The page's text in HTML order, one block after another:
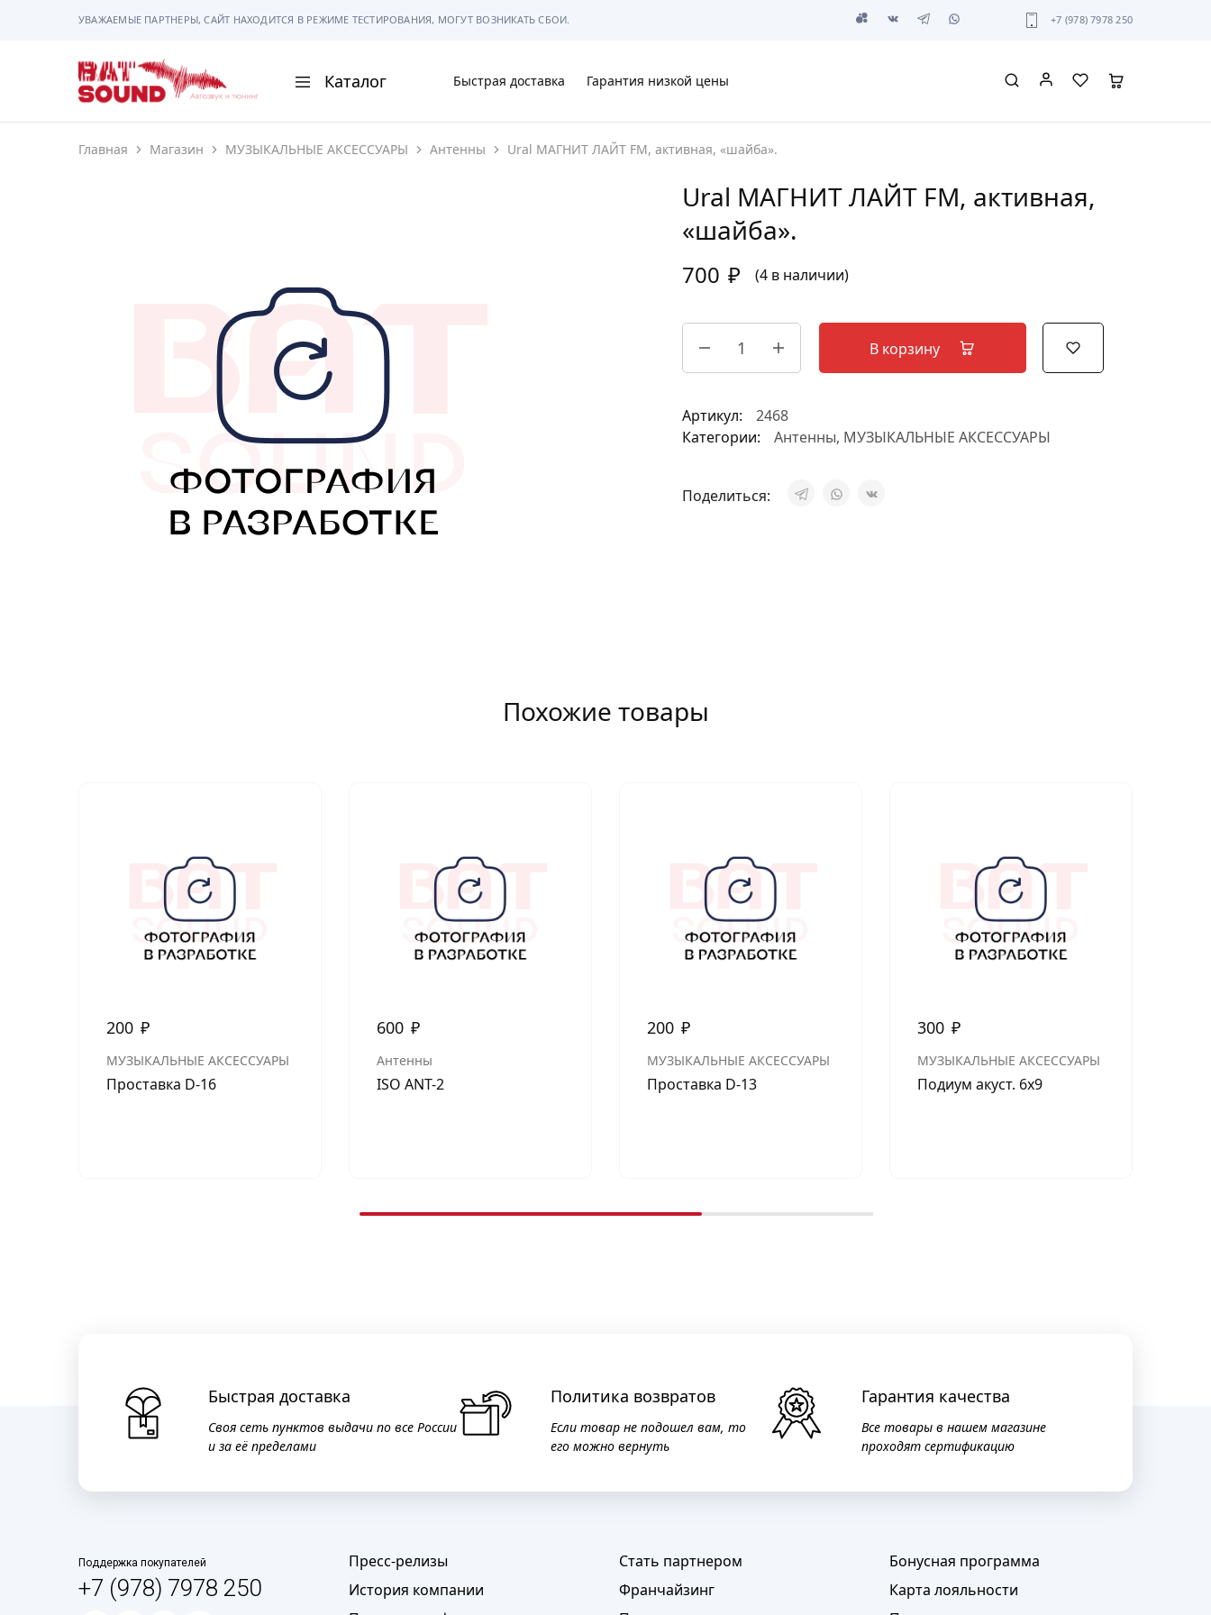
УВАЖАЕМЫЕ ПАРТНЕРЫ, САЙТ НАХОДИТСЯ В РЕЖИМЕ ТЕСТИРОВАНИЯ, МОГУТ ВОЗНИКАТЬ СБОИ. +7 (978) 7978 250
BAT
Sound
Каталог
АВТОМАГНИТОЛЫ
ГАДЖЕТЫ
СИГНАЛИЗАЦИИ
ПОМОЩЬ ПРИ ПАРКОВКЕ
МУЗЫКАЛЬНЫЕ АКСЕССУАРЫ
САБВУФЕРЫ
ШУМОИЗОЛЯЦИЯ
Быстрая доставка Гарантия низкой цены
Главная Магазин МУЗЫКАЛЬНЫЕ АКСЕССУАРЫ Антенны Ural МАГНИТ ЛАЙТ FM, активная, «шайба».
Ural МАГНИТ ЛАЙТ FM, активная,
«шайба».
700 ₽ (4 в наличии)
В корзину
Артикул:
2468
Категории:
Антенны, МУЗЫКАЛЬНЫЕ АКСЕССУАРЫ
Поделиться:
Похожие товары
200 ₽
МУЗЫКАЛЬНЫЕ АКСЕССУАРЫ
Проставка D-16
600 ₽
Антенны
ISO ANT-2
200 ₽
МУЗЫКАЛЬНЫЕ АКСЕССУАРЫ
Проставка D-13
300 ₽
МУЗЫКАЛЬНЫЕ АКСЕССУАРЫ
Подиум акуст. 6х9
Быстрая доставка
Своя сеть пунктов выдачи по все России
и за её пределами
Политика возвратов
Если товар не подошел вам, то
его можно вернуть
Гарантия качества
Все товары в нашем магазине
проходят сертификацию
Поддержка покупателей
+7 (978) 7978 250
Пресс-релизы
История компании
Стать партнером
Франчайзинг
Бонусная программа
Карта лояльности